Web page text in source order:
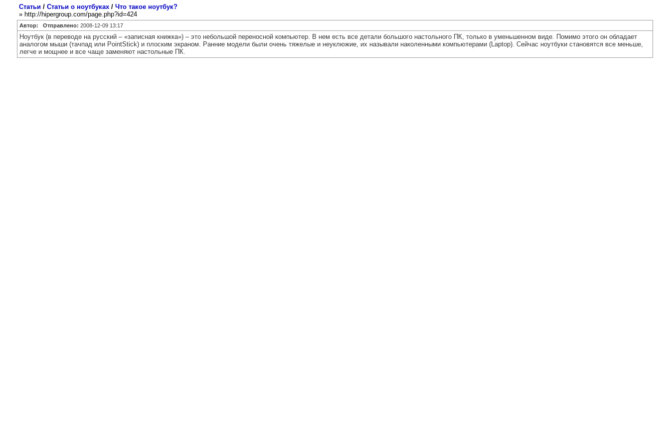
Статьи / Статьи о ноутбуках / Что такое ноутбук?
» http://hipergroup.com/page.php?id=424
Автор: Отправлено: 2008-12-09 13:17
Ноутбук (в переводе на русский – «записная книжка») – это небольшой переносной компьютер. В нем есть все детали большого настольного ПК, только в уменьшенном виде. Помимо этого он обладает
аналогом мыши (тачпад или PointStick) и плоским экраном. Ранние модели были очень тяжелые и неуклюжие, их называли наколенными компьютерами (Laptop). Сейчас ноутбуки становятся все меньше,
легче и мощнее и все чаще заменяют настольные ПК.